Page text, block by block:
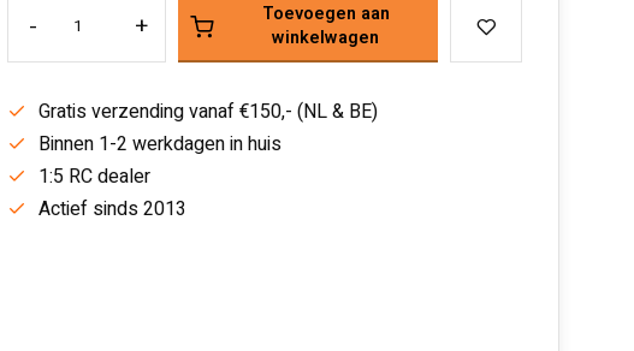
- +
Toevoegen aan
winkelwagen
Gratis verzending vanaf €150,- (NL & BE)
Binnen 1-2 werkdagen in huis
1:5 RC dealer
Actief sinds 2013